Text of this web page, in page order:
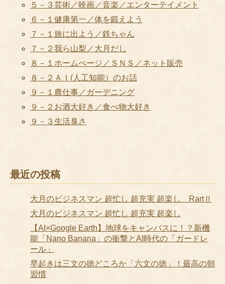
５－３芸術／映画／音楽／エンターテイメント
６－１健康第一／体を鍛えよう
７－１旅に出よう／鉄ちゃん
７－２我ら山梨／大月だし
８－１ホームぺージ／ＳＮＳ／ネット販売
８－２ＡＩ(人工知能）のお話
９－１農仕事／ガーデニング
９－２お酒大好き／食べ物大好き
９－３生活臭さ
最近の投稿
大月のビジネスマン 超忙し 超充実 超楽し RartⅡ
大月のビジネスマン 超忙し 超充実 超楽し
【AI×Google Earth】地球をキャンバスに！？新機
能「Nano Banana」の衝撃とAI時代の「ガードレ
ール」
早起きは三文の徳どころか「六文の徳」！最高の朝
習慣